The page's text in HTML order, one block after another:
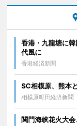
香港・九龍塘に
代風に
香港経済新聞
SC相模原、熊本
相模原町田経済新聞
関門海峡花火大